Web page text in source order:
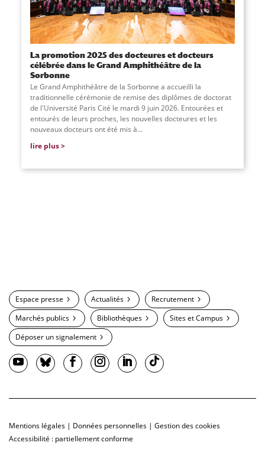
La promotion 2025 des docteures et docteurs
célébrée dans le Grand Amphithéâtre de la
Sorbonne
Le Grand Amphithéâtre de la Sorbonne a accueilli la
traditionnelle cérémonie de remise des diplômes de doctorat
de l'Université Paris Cité le mardi 9 juin 2026. Entourées et
entourés de leurs proches, les nouvelles docteures et les
nouveaux docteurs ont été mis à...
lire plus
Espace presse Actualités
Recrutement
Marchés publics
Bibliothèques
Sites et Campus
Déposer un signalement
Mentions légales | Données personnelles | Gestion des cookies
Accessibilité : partiellement conforme